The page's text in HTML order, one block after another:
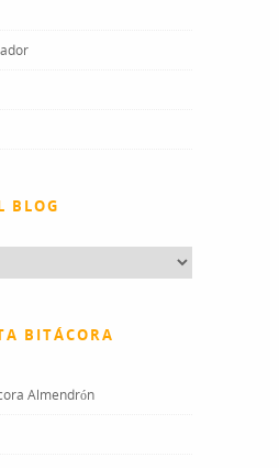
BLOG
BITÁCORA
Almendrón